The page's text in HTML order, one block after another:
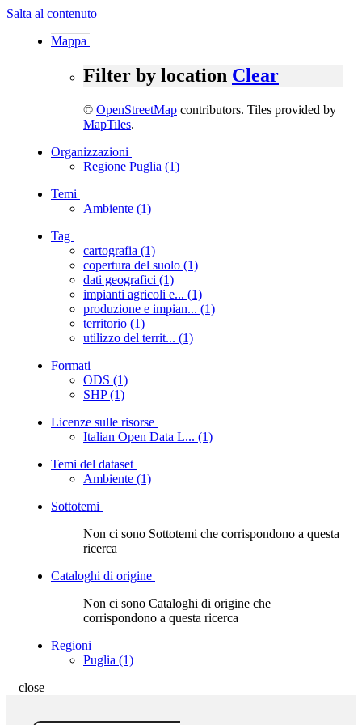
Salta al contenuto
Mappa
Filter by location Clear
© OpenStreetMap contributors. Tiles provided by
MapTiles.
Organizzazioni
Regione Puglia (1)
Temi
Ambiente (1)
Tag
cartografia (1)
copertura del suolo (1)
dati geografici (1)
impianti agricoli e... (1)
produzione e impian... (1)
territorio (1)
utilizzo del territ... (1)
Formati
ODS (1)
SHP (1)
Licenze sulle risorse
Italian Open Data L... (1)
Temi del dataset
Ambiente (1)
Sottotemi
Non ci sono Sottotemi che corrispondono a questa
ricerca
Cataloghi di origine
Non ci sono Cataloghi di origine che
corrispondono a questa ricerca
Regioni
Puglia (1)
close